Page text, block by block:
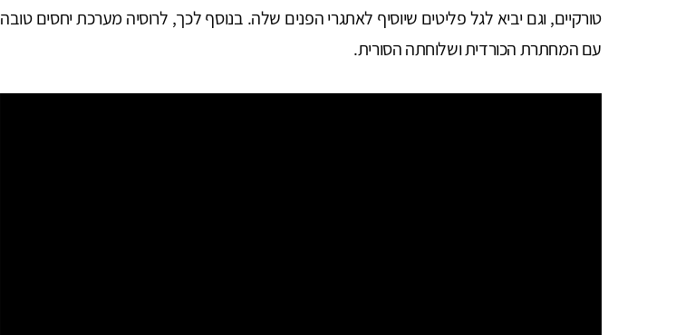
טורקיים, וגם יביא לגל פליטים שיוסיף לאתגרי הפנים שלה. בנוסף לכך, לרוסיה מערכת יחסים טובה
עם המחתרת הכורדית ושלוחתה הסורית.